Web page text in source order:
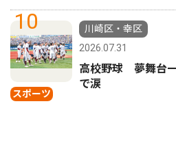
10
スポーツ
川崎区・幸区
2026.07.31
高校野球 夢舞台
で涙